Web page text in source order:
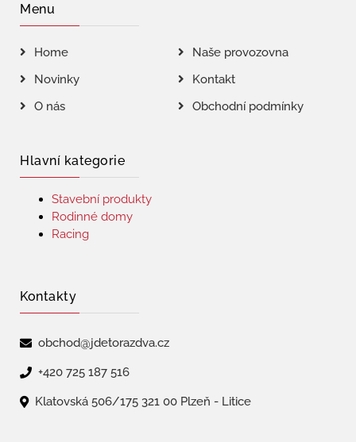
Menu
Home
Naše provozovna
Novinky
Kontakt
O nás
Obchodní podmínky
Hlavní kategorie
Stavební produkty
Rodinné domy
Racing
Kontakty
obchod@jdetorazdva.cz
+420 725 187 516
Klatovská 506/175 321 00 Plzeň - Litice